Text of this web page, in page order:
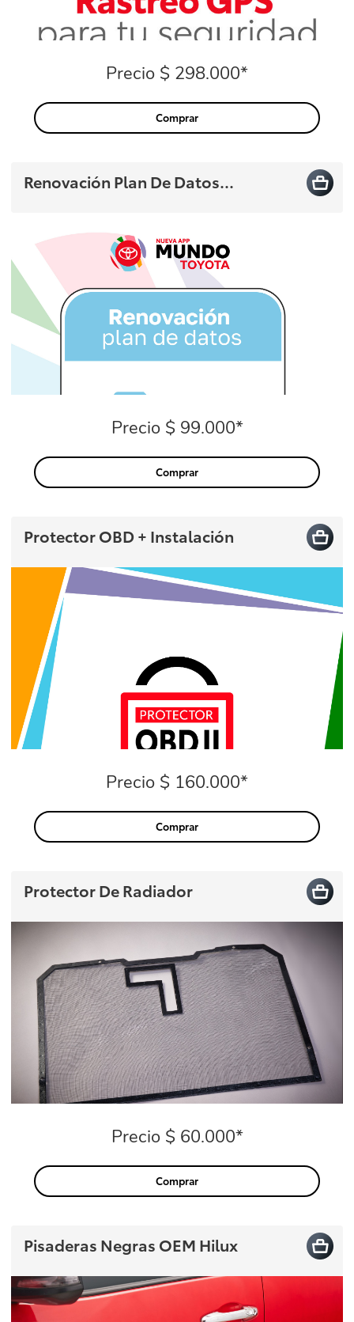
Precio
Precio $ 298.000*
Comprar
Renovación Plan De Datos...
Precio
Precio $ 99.000*
Comprar
Protector OBD + Instalación
Precio
Precio $ 160.000*
Comprar
Protector De Radiador
Precio
Precio $ 60.000*
Comprar
Pisaderas Negras OEM Hilux